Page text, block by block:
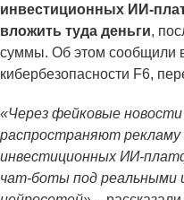
инвестиционных ИИ-
вложить туда деньги,
суммы. Об этом сообщили
кибербезопасности F6,
«Через фейковые
распространяют
инвестиционных ИИ-
чат-боты под реальными